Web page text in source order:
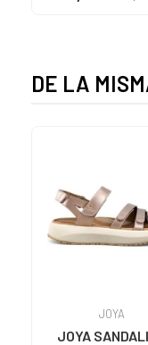
DE LA
JOYA
JOYA